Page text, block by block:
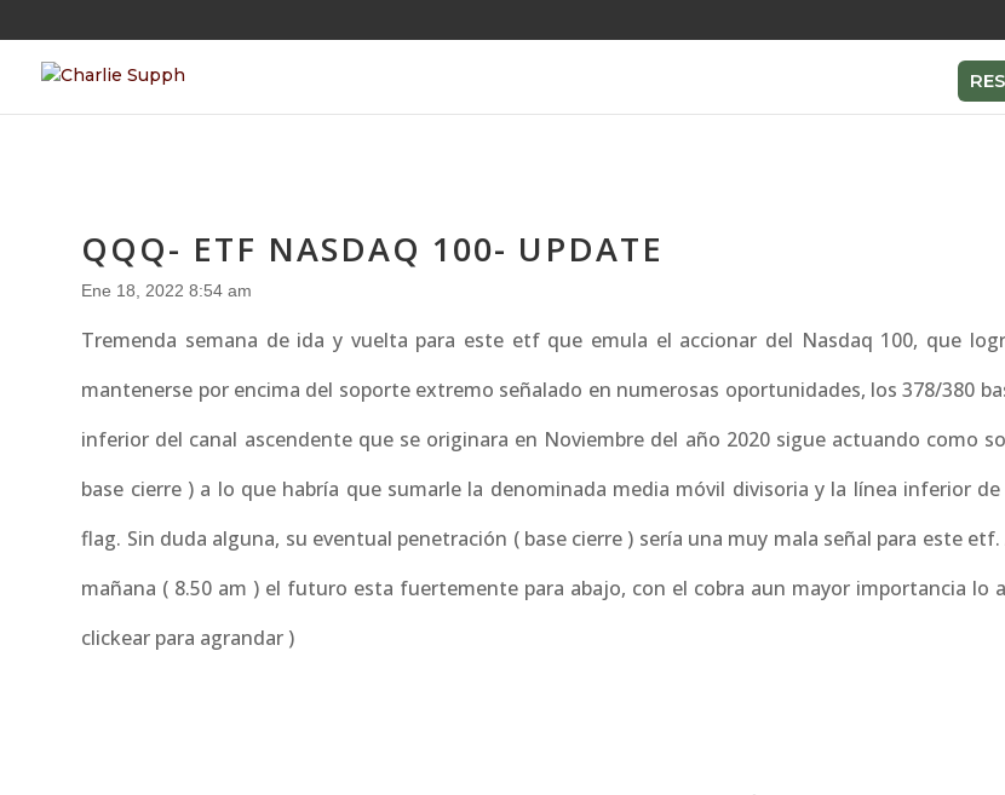
QQQ- ETF NASDAQ 100- UPDATE
Ene 18, 2022 8:54 am
Tremenda semana de ida y vuelta para este etf que emula el accionar del Nasdaq 100, que
mantenerse por encima del soporte extremo señalado en numerosas oportunidades, los 378/380
inferior del canal ascendente que se originara en Noviembre del año 2020 sigue actuando como
base cierre ) a lo que habría que sumarle la denominada media móvil divisoria y la línea inferior
flag. Sin duda alguna, su eventual penetración ( base cierre ) sería una muy mala señal para este
mañana ( 8.50 am ) el futuro esta fuertemente para abajo, con el cobra aun mayor importancia lo
clickear para agrandar )